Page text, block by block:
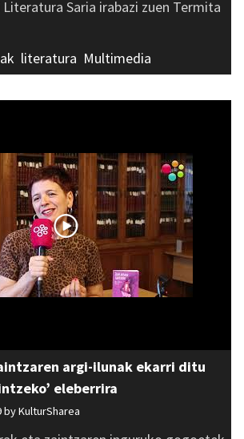
Saria irabazi zuen Termita
literatura Multimedia
argi-ilunak ekarri ditu
eleberrira
byKulturSharea